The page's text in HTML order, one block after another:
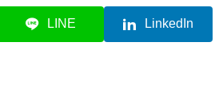
LINE LinkedIn